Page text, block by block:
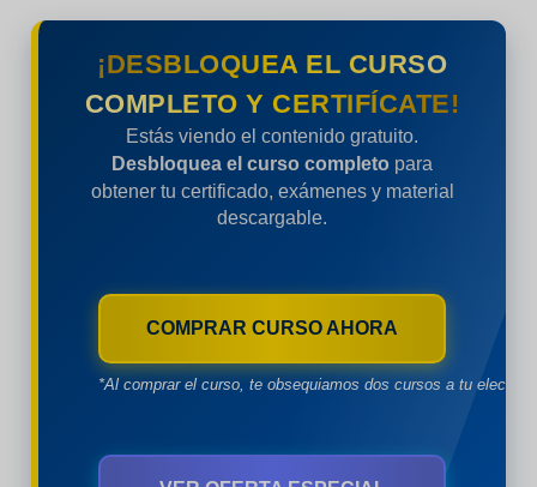
¡DESBLOQUEA EL CURSO
COMPLETO Y CERTIFÍCATE!
Estás viendo el contenido gratuito.
Desbloquea el curso completo para
obtener tu certificado, exámenes y material
descargable.
COMPRAR CURSO AHORA
*Al comprar el curso, te obsequiamos dos cursos a tu